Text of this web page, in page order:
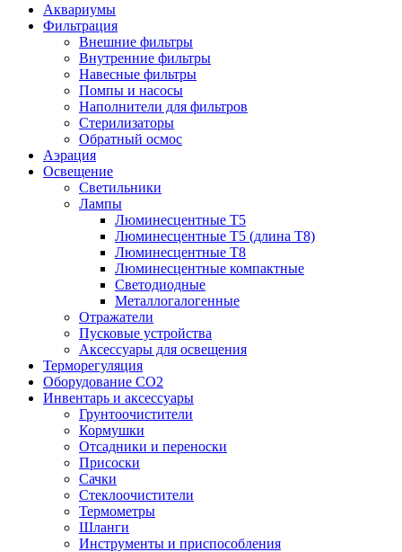
Аквариумы
Фильтрация
Внешние фильтры
Внутренние фильтры
Навесные фильтры
Помпы и насосы
Наполнители для фильтров
Стерилизаторы
Обратный осмос
Аэрация
Освещение
Светильники
Лампы
Люминесцентные T5
Люминесцентные T5 (длина T8)
Люминесцентные T8
Люминесцентные компактные
Светодиодные
Металлогалогенные
Отражатели
Пусковые устройства
Аксессуары для освещения
Терморегуляция
Оборудование CO2
Инвентарь и аксессуары
Грунтоочистители
Кормушки
Отсадники и переноски
Присоски
Сачки
Стеклоочистители
Термометры
Шланги
Инструменты и приспособления